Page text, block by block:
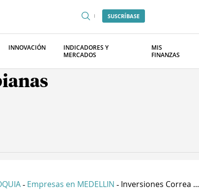
SUSCRÍBASE
INNOVACIÓN
INDICADORES Y
MERCADOS
MIS
FINANZAS
- Empresas en MEDELLIN - Inversiones Correa ...